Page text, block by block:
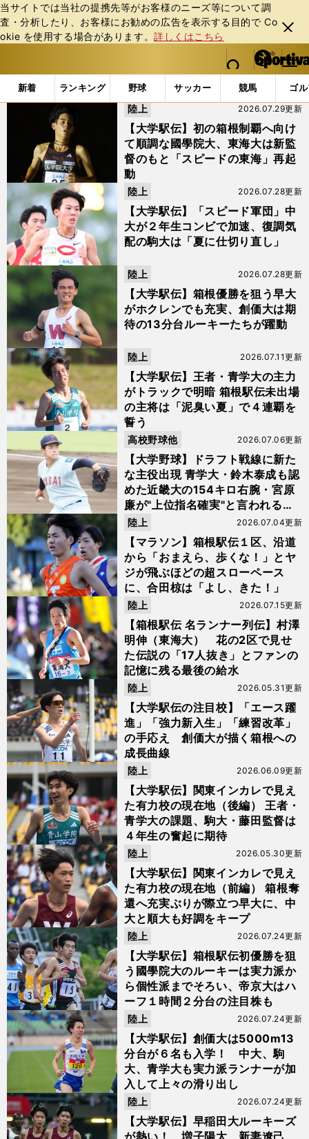
当サイトでは当社の提携先等がお客様のニーズ等について調
査・分析したり、お客様にお勧めの広告を表⽰する⽬的で Co
okie を使⽤する場合があります。詳しくはこちら
閉じ
る
web Sportiva (webスポルティーバ)
検索
マイペ
ー
ジ
メニュ
新着 ランキング 野球 サッカー 競馬 ゴ
b
ス
バ
「青学大」の検索結果
【大学駅伝】初の箱根制覇へ向け
て順調な國學院大、東海大は新監
督のもと「スピードの東海」再起
動
2026.07.29更新
陸上
【大学駅伝】「スピード軍団」中
大が２年生コンビで加速、復調気
配の駒大は「夏に仕切り直し」
2026.07.28更新
陸上
【大学駅伝】箱根優勝を狙う早大
がホクレンでも充実、創価大は期
待の13分台ルーキーたちが躍動
2026.07.28更新
陸上
【大学駅伝】王者・青学大の主力
がトラックで明暗 箱根駅伝未出場
の主将は「泥臭い夏」で４連覇を
誓う
2026.07.11更新
陸上
【大学野球】ドラフト戦線に新た
な主役出現 青学大・鈴木泰成も認
めた近畿大の154キロ右腕・宮原
廉が"上位指名確実"と言われるワ
ケ
2026.07.06更新
高校野球他
【マラソン】箱根駅伝１区、沿道
から「おまえら、歩くな！」とヤ
ジが飛ぶほどの超スローペース
に、合田椋は「よし、きた！」
2026.07.04更新
陸上
【箱根駅伝 名ランナー列伝】村澤
明伸（東海大） 花の2区で見せ
た伝説の「17人抜き」とファンの
記憶に残る最後の給水
2026.07.15更新
陸上
【大学駅伝の注目校】「エース躍
進」「強力新入生」「練習改革」
の手応え 創価大が描く箱根への
成長曲線
2026.05.31更新
陸上
【大学駅伝】関東インカレで見え
た有力校の現在地（後編） 王者・
青学大の課題、駒大・藤田監督は
４年生の奮起に期待
2026.06.09更新
陸上
【大学駅伝】関東インカレで見え
た有力校の現在地（前編） 箱根奪
還へ充実ぶりが際立つ早大に、中
大と順大も好調をキープ
2026.05.30更新
陸上
【大学駅伝】箱根駅伝初優勝を狙
う國學院大のルーキーは実力派か
ら個性派までそろい、帝京大はハ
ーフ１時間２分台の注目株も
2026.07.24更新
陸上
【大学駅伝】創価大は5000m13
分台が６名も入学！ 中大、駒
大、青学大も実力派ランナーが加
入して上々の滑り出し
2026.07.24更新
陸上
【大学駅伝】早稲田大ルーキーズ
が熱い！ 増子陽太、新妻遼己、
2026.07.24更新
陸上